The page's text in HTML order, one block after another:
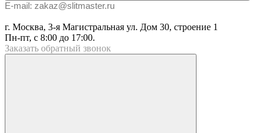
E-mail: zakaz@slitmaster.ru
г. Москва, 3-я Магистральная ул. Дом 30, строение 1
Пн-пт, с 8:00 до 17:00.
Заказать обратный звонок